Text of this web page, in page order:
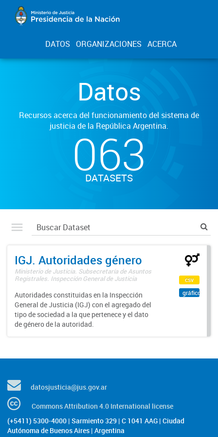
DATOS ORGANIZACIONES ACERCA
Datos
Recursos acerca del funcionamiento del sistema de
justicia de la República Argentina.
063
DATASETS
IGJ. Autoridades género
Ministerio de Justicia. Subsecretaría de Asuntos
Registrales. Inspección General de Justicia
Autoridades constituidas en la Inspección
General de Justicia (IGJ) con el agregado del
tipo de sociedad a la que pertenece y el dato
de género de la autoridad.
csv
gráfico
datosjusticia@jus.gov.ar
Commons Attribution 4.0 International license
(+5411) 5300-4000 | Sarmiento 329 | C 1041 AAG | Ciudad
Autónoma de Buenos Aires | Argentina